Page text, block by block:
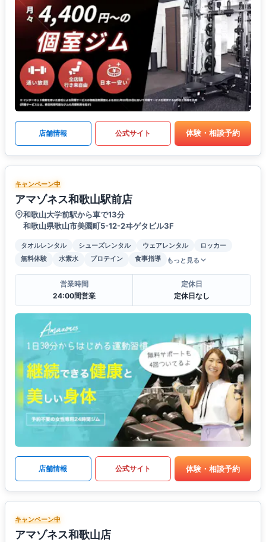
店舗情報 公式サイト 体験・相談予約
キャンペーン中
アマゾネス和歌山駅前店
和歌山大学前駅から車で13分
和歌山県歌山市美園町5-12-2ヰゲタビル3F
タオルレンタル シューズレンタル ウェアレンタル
ロッカー
無料体験
水素水 プロテイン 食事指導 もっと見る
営業時間
24:00間営業
定休日
定休日なし
店舗情報 公式サイト 体験・相談予約
キャンペーン中
アマゾネス和歌山店